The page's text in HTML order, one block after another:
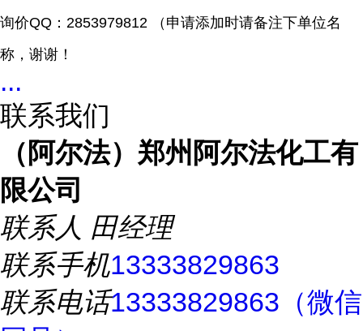
询价QQ：2853979812 （申请添加时请备注下单位名
称，谢谢！
...
联系我们
（阿尔法）郑州阿尔法化工有
限公司
联系人 田经理
联系手机13333829863
联系电话13333829863（微信